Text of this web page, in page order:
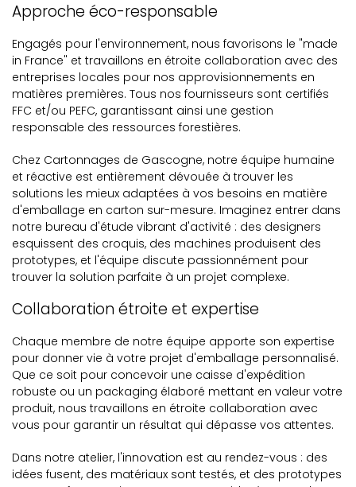
Approche éco-responsable
Engagés pour l'environnement, nous favorisons le "made
in France" et travaillons en étroite collaboration avec des
entreprises locales pour nos approvisionnements en
matières premières. Tous nos fournisseurs sont certifiés
FFC et/ou PEFC, garantissant ainsi une gestion
responsable des ressources forestières.
Chez Cartonnages de Gascogne, notre équipe humaine
et réactive est entièrement dévouée à trouver les
solutions les mieux adaptées à vos besoins en matière
d'emballage en carton sur-mesure. Imaginez entrer dans
notre bureau d'étude vibrant d'activité : des designers
esquissent des croquis, des machines produisent des
prototypes, et l'équipe discute passionnément pour
trouver la solution parfaite à un projet complexe.
Collaboration étroite et expertise
Chaque membre de notre équipe apporte son expertise
pour donner vie à votre projet d'emballage personnalisé.
Que ce soit pour concevoir une caisse d'expédition
robuste ou un packaging élaboré mettant en valeur votre
produit, nous travaillons en étroite collaboration avec
vous pour garantir un résultat qui dépasse vos attentes.
Dans notre atelier, l'innovation est au rendez-vous : des
idées fusent, des matériaux sont testés, et des prototypes